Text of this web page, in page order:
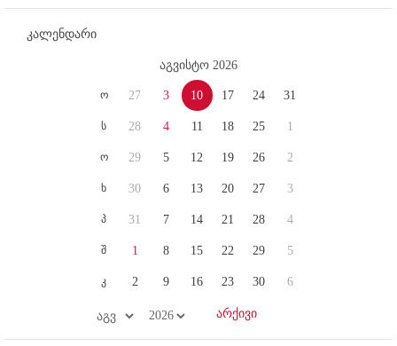
კალენდარი
აგვისტო 2026
ო
ს
ო
ხ
პ
შ
კ
27
28
29
30
31
1
2
3
4
5
6
7
8
9
10
11
12
13
14
15
16
17
18
19
20
21
22
23
24
25
26
27
28
29
30
31
1
2
3
4
5
6